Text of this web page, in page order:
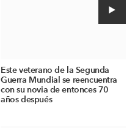
Este veterano de la Segunda
Guerra Mundial se reencuentra
con su novia de entonces 70
años después